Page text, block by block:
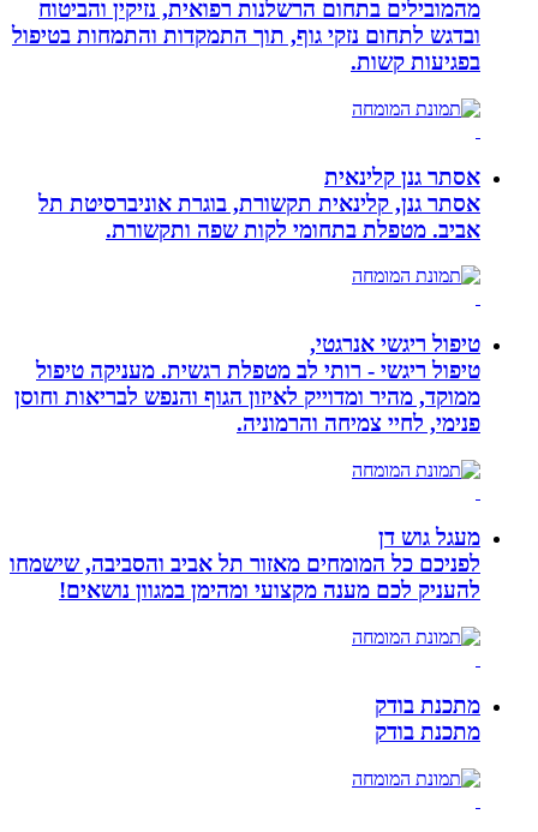
מהמובילים בתחום הרשלנות רפואית, נזיקין והביטוח
ובדגש לתחום נזקי גוף, תוך התמקדות והתמחות בטיפול
בפגיעות קשות.
אסתר גנן קלינאית
אסתר גנן, קלינאית תקשורת, בוגרת אוניברסיטת תל
אביב. מטפלת בתחומי לקות שפה ותקשורת.
טיפול ריגשי אנרגטי,
טיפול ריגשי - רותי לב מטפלת רגשית. מעניקה טיפול
ממוקד, מהיר ומדוייק לאיזון הגוף והנפש לבריאות וחוסן
פנימי, לחיי צמיחה והרמוניה.
מעגל גוש דן
לפניכם כל המומחים מאזור תל אביב והסביבה, שישמחו
להעניק לכם מענה מקצועי ומהימן במגוון נושאים!
מתכנת בודק
מתכנת בודק